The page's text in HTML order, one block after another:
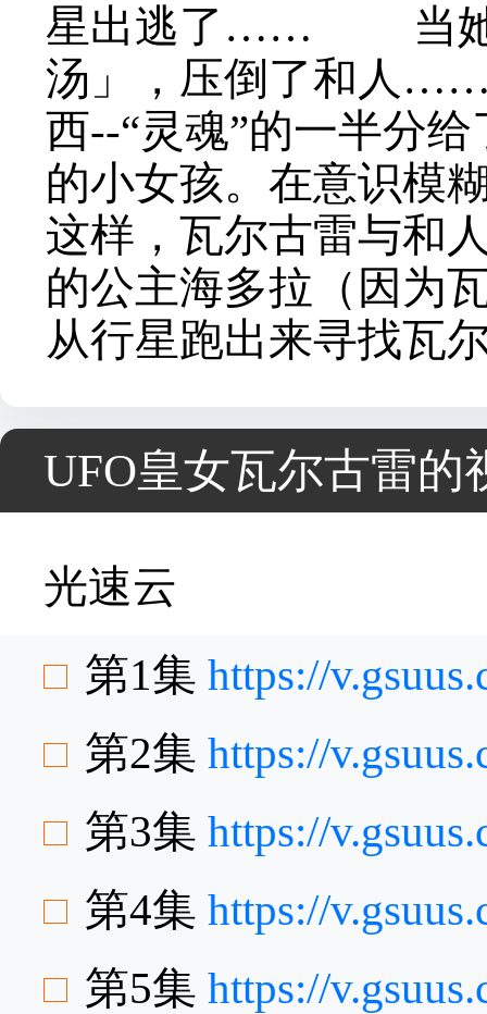
星出逃了…… 当她即
汤」，压倒了和人
西--“灵魂”的一半分
的小女孩。在意识模
这样，瓦尔古雷与
的公主海多拉（因为
从行星跑出来寻找瓦
UFO皇女瓦尔古雷的
光速云
第1集 https://
第2集 https://
第3集 https://
第4集 https://
第5集 https://